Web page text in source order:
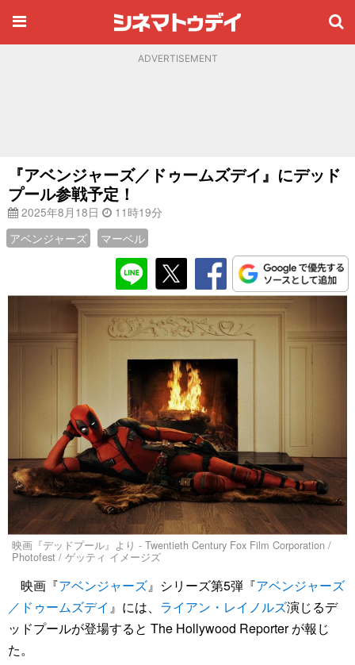
ADVERTISEMENT
『アベンジャーズ／ドゥームズデイ』にデッド
プール参戦予定！
2025年8月18日
11時19分
アベンジャーズ
マーベル
映画『デッドプール』より - Twentieth Century Fox Film Corporation /
Photofest / ゲッティ イメージズ
映画『アベンジャーズ』シリーズ第5弾『アベンジャーズ
／ドゥームズデイ 』には、 ライアン・レイノルズ演じるデ
ッドプールが登場すると The Hollywood Reporter が報じ
た。